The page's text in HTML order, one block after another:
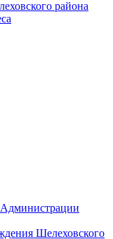
района
Администрации
Шелеховского